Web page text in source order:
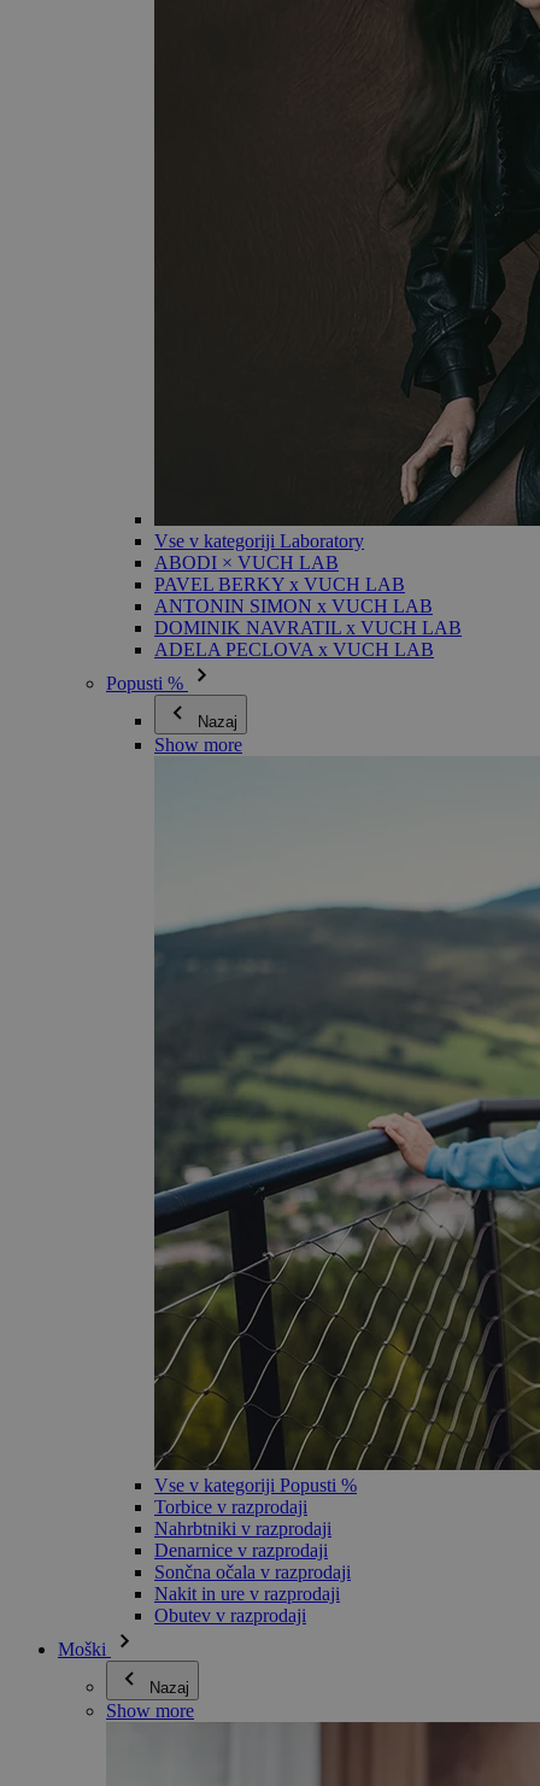
Vse v kategoriji Laboratory
ABODI × VUCH LAB
PAVEL BERKY x VUCH LAB
ANTONIN SIMON x VUCH LAB
DOMINIK NAVRATIL x VUCH LAB
ADELA PECLOVA x VUCH LAB
Popusti %
Nazaj
Show more
Vse v kategoriji Popusti %
Torbice v razprodaji
Nahrbtniki v razprodaji
Denarnice v razprodaji
Sončna očala v razprodaji
Nakit in ure v razprodaji
Obutev v razprodaji
Moški
Nazaj
Show more